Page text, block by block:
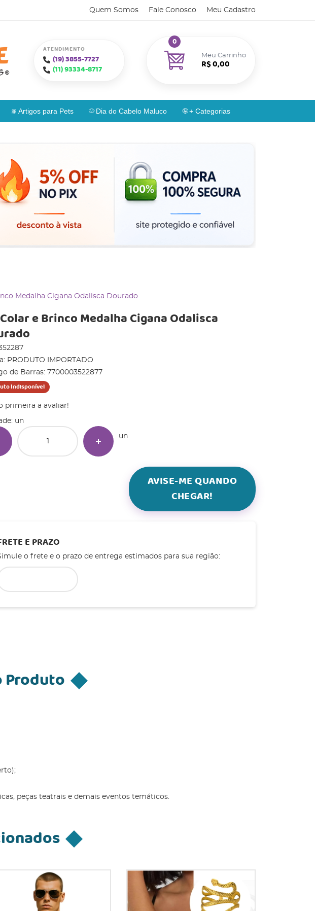
Quem Somos Fale Conosco Meu Cadastro
ATENDIMENTO
(19)3855-7727
(11)93334-8717
Meu Carrinho
0
R$ 0,00
Artigos para Pets Dia do Cabelo Maluco + Categorias
Medalha Cigana Odalisca Dourado
e Brinco Medalha Cigana Odalisca
PRODUTO IMPORTADO
de Barras: 7700003522877
Indisponível
primeira a avaliar!
un
un
AVISE-ME QUANDO
CHEGAR!
E PRAZO
o frete e o prazo de entrega estimados para sua região:
Produto
peças teatrais e demais eventos temáticos.